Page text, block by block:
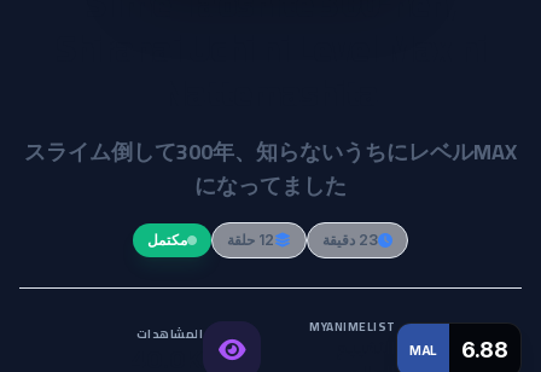
スライム倒して300年、知らないうちにレベルMAX
になってました
23 دقيقة 12 حلقة مكتمل
MAL 6.88
MYANIMELIST المشاهدات